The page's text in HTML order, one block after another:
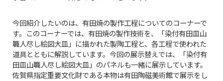
今回紹介したいのは、有田焼の製作工程についてのコーナーで
す。このコーナーでは、有田焼の製作技術を、「染付有田皿山
職人尽し絵図大皿」に描かれた製陶工程と、各工程で使われた
道具とともに解説しています。今回の展示替えでは、「染付有
田皿山職人尽し絵図大皿」のパネルも一緒に展示しています。
佐賀県指定重要文化財である本物は有田陶磁美術館で展示をし